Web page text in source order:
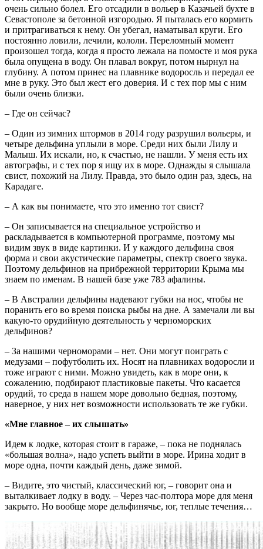
очень сильно болел. Его отсадили в вольер в Казачьей бухте в
Севастополе за бетонной изгородью. Я пыталась его кормить
и притрагиваться к нему. Он убегал, наматывал круги. Его
постоянно ловили, лечили, кололи. Переломный момент
произошел тогда, когда я просто лежала на помосте и моя рука
была опущена в воду. Он плавал вокруг, потом нырнул на
глубину. А потом принес на плавнике водоросль и передал ее
мне в руку. Это был жест его доверия. И с тех пор мы с ним
были очень близки.
– Где он сейчас?
– Один из зимних штормов в 2014 году разрушил вольеры, и
четыре дельфина уплыли в море. Среди них были Лилу и
Малыш. Их искали, но, к счастью, не нашли. У меня есть их
автографы, и с тех пор я ищу их в море. Однажды я слышала
свист, похожий на Лилу. Правда, это было один раз, здесь, на
Карадаге.
– А как вы понимаете, что это именно тот свист?
– Он записывается на специальное устройство и
раскладывается в компьютерной программе, поэтому мы
видим звук в виде картинки. И у каждого дельфина своя
форма и свои акустические параметры, спектр своего звука.
Поэтому дельфинов на прибрежной территории Крыма мы
знаем по именам. В нашей базе уже 783 афалины.
– В Австралии дельфины надевают губки на нос, чтобы не
поранить его во время поиска рыбы на дне. А замечали ли вы
какую-то орудийную деятельность у черноморских
дельфинов?
– За нашими черноморами – нет. Они могут поиграть с
медузами – пофутболить их. Носят на плавниках водоросли и
тоже играют с ними. Можно увидеть, как в море они, к
сожалению, подбирают пластиковые пакеты. Что касается
орудий, то среда в нашем море довольно бедная, поэтому,
наверное, у них нет возможности использовать те же губки.
«Мне главное – их слышать»
Идем к лодке, которая стоит в гараже, – пока не поднялась
«большая волна», надо успеть выйти в море. Ирина ходит в
море одна, почти каждый день, даже зимой.
– Видите, это чистый, классический юг, – говорит она и
выталкивает лодку в воду. – Через час-полтора море для меня
закрыто. Но вообще море дельфинячье, юг, теплые течения…